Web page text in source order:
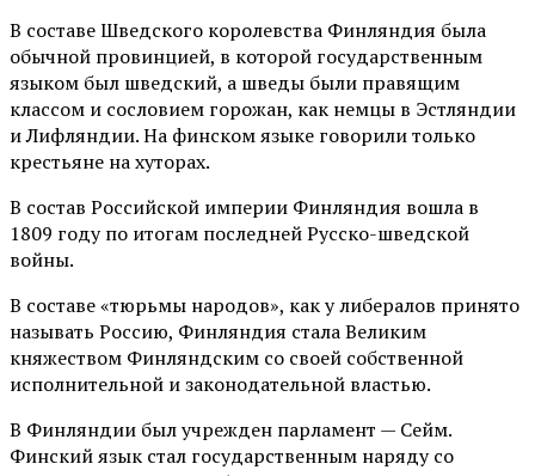
В составе Шведского королевства Финляндия была
обычной провинцией, в которой государственным
языком был шведский, а шведы были правящим
классом и сословием горожан, как немцы в Эстляндии
и Лифляндии. На финском языке говорили только
крестьяне на хуторах.
В состав Российской империи Финляндия вошла в
1809 году по итогам последней Русско-шведской
войны.
В составе «тюрьмы народов», как у либералов принято
называть Россию, Финляндия стала Великим
княжеством Финляндским со своей собственной
исполнительной и законодательной властью.
В Финляндии был учрежден парламент — Сейм.
Финский язык стал государственным наряду со